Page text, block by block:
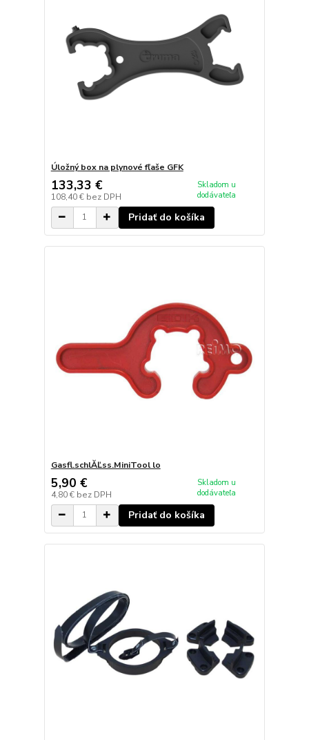
Úložný box na plynové fľaše GFK
133,33 €
108,40 € bez DPH
Skladom u
dodávateľa
Pridať do košíka
Gasfl.schlĂĽss.MiniTool lo
5,90 €
4,80 € bez DPH
Skladom u
dodávateľa
Pridať do košíka